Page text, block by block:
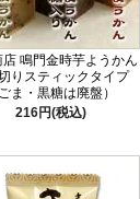
店 鳴門金時芋ようかん
りスティックタイプ
ごま・黒糖は廃盤）
216円(税込)